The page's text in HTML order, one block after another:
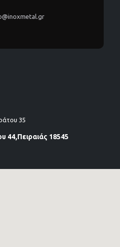
35
44,Πειραιάς 18545